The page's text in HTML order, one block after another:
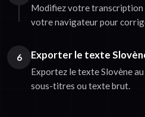
Modifiez votre transcription
votre navigateur pour
6 Exporter le texte
Exportez le texte Slovène
sous-titres ou texte brut.